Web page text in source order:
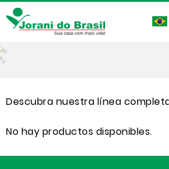
Descubra nuestra línea
No hay productos disponibles.